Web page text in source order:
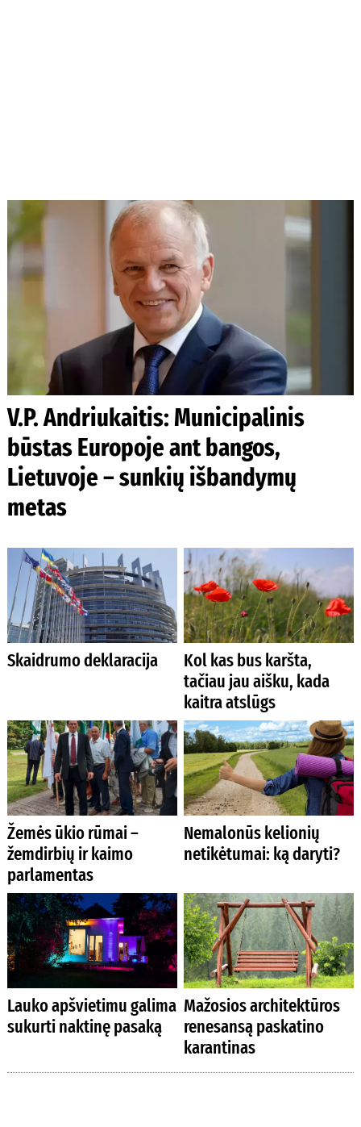
V.P. Andriukaitis: Municipalinis
būstas Europoje ant bangos,
Lietuvoje – sunkių išbandymų
metas
Skaidrumo deklaracija
Kol kas bus karšta,
tačiau jau aišku, kada
kaitra atslūgs
Žemės ūkio rūmai –
žemdirbių ir kaimo
parlamentas
Nemalonūs kelionių
netikėtumai: ką daryti?
Lauko apšvietimu galima
sukurti naktinę pasaką
Mažosios architektūros
renesansą paskatino
karantinas